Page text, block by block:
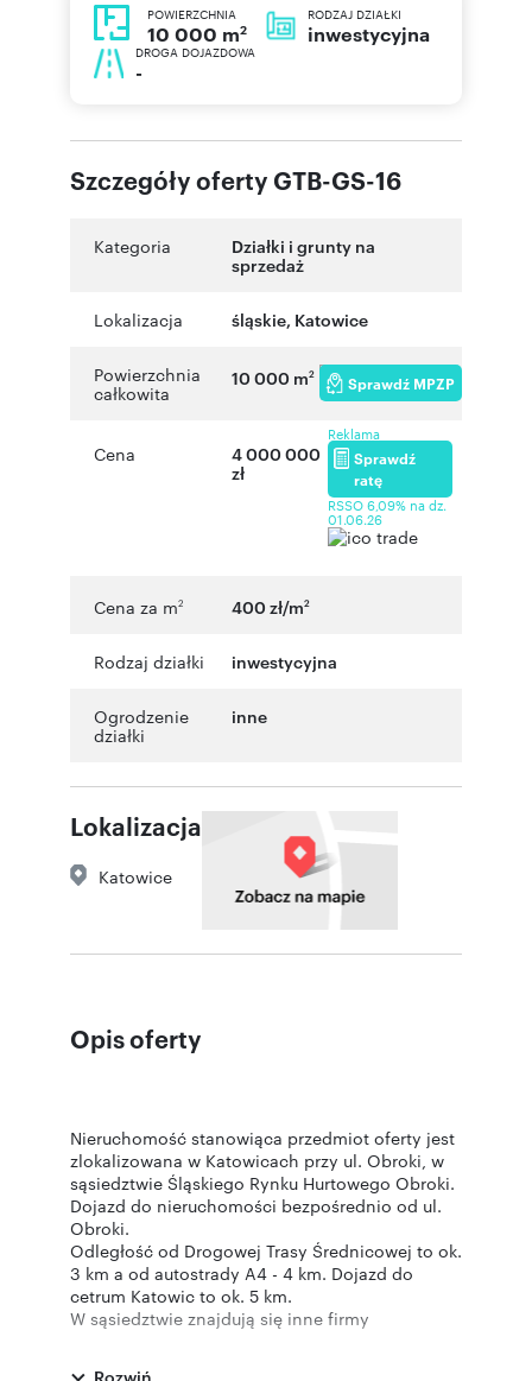
POWIERZCHNIA
10 000 m2
RODZAJ DZIAŁKI
inwestycyjna
DROGA DOJAZDOWA
-
Szczegóły oferty GTB-GS-16
Kategoria
Działki i grunty na
sprzedaż
Lokalizacja śląskie, Katowice
Powierzchnia
całkowita
10 000 m2 Sprawdź MPZP
Cena
4 000 000
zł
Reklama
Sprawdź
ratę
RSSO 6,09% na dz.
01.06.26
Cena za m2 400 zł/m2
Rodzaj działki inwestycyjna
Ogrodzenie
działki
inne
Lokalizacja
Katowice
Opis oferty
Nieruchomość stanowiąca przedmiot oferty jest
zlokalizowana w Katowicach przy ul. Obroki, w
sąsiedztwie Śląskiego Rynku Hurtowego Obroki.
Dojazd do nieruchomości bezpośrednio od ul.
Obroki.
Odległość od Drogowej Trasy Średnicowej to ok.
3 km a od autostrady A4 - 4 km. Dojazd do
cetrum Katowic to ok. 5 km.
W sąsiedztwie znajdują się inne firmy
Rozwiń